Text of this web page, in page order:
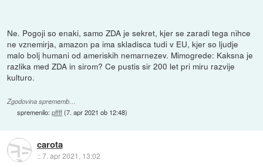
Ne. Pogoji so enaki, samo ZDA je sekret, kjer se zaradi tega nihce
ne vznemirja, amazon pa ima skladisca tudi v EU, kjer so ljudje
malo bolj humani od ameriskih nemarnezev. Mimogrede: Kaksna je
razlika med ZDA in sirom? Ce pustis sir 200 let pri miru razvije
kulturo.
Zgodovina sprememb…
spremenilo:pffff(7. apr 2021 ob 12:48)
carota
::7. apr 2021, 13:02